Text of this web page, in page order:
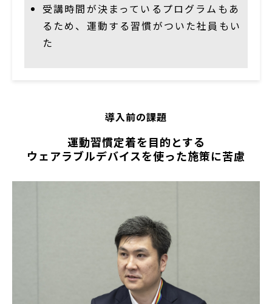
受講時間が決まっているプログラムもあ
るため、 運動する習慣がついた社員もい
た
導入前の課題
運動習慣定着を目的とする
ウェアラブルデバイスを使った施策に苦慮